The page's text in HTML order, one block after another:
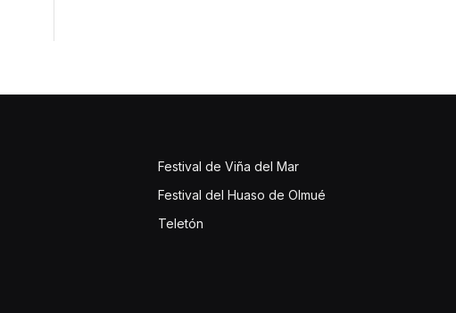
Festival de Viña del Mar
Festival del Huaso de Olmué
Teletón